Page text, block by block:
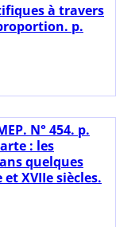
à travers
p.
N° 454. p.
: les
quelques
XVIIe siècles.